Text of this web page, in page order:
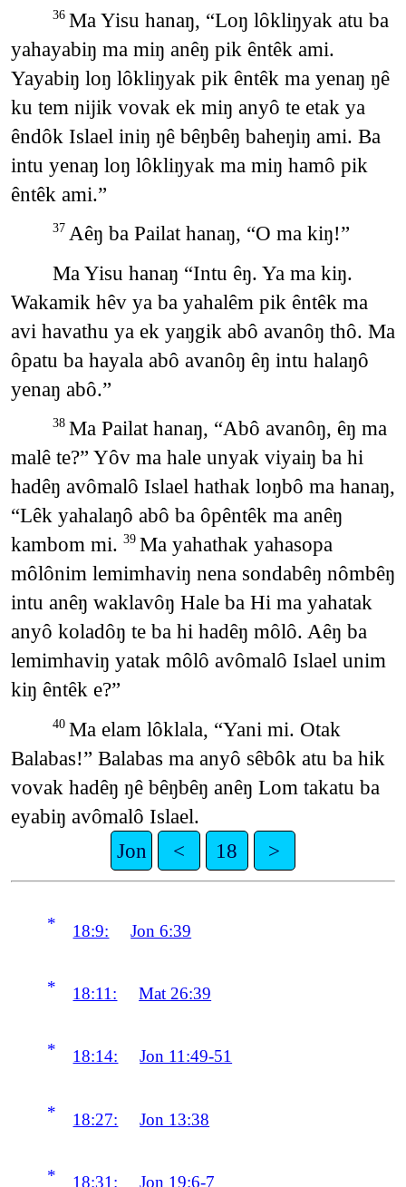
36 Ma Yisu hanaŋ, “Loŋ lôkliŋyak atu ba
yahayabiŋ ma miŋ anêŋ pik êntêk ami.
Yayabiŋ loŋ lôkliŋyak pik êntêk ma yenaŋ ŋê
ku tem nijik vovak ek miŋ anyô te etak ya
êndôk Islael iniŋ ŋê bêŋbêŋ baheŋiŋ ami. Ba
intu yenaŋ loŋ lôkliŋyak ma miŋ hamô pik
êntêk ami.”
37 Aêŋ ba Pailat hanaŋ, “O ma kiŋ!”
Ma Yisu hanaŋ “Intu êŋ. Ya ma kiŋ.
Wakamik hêv ya ba yahalêm pik êntêk ma
avi havathu ya ek yaŋgik abô avanôŋ thô. Ma
ôpatu ba hayala abô avanôŋ êŋ intu halaŋô
yenaŋ abô.”
38 Ma Pailat hanaŋ, “Abô avanôŋ, êŋ ma
malê te?” Yôv ma hale unyak viyaiŋ ba hi
hadêŋ avômalô Islael hathak loŋbô ma hanaŋ,
“Lêk yahalaŋô abô ba ôpêntêk ma anêŋ
kambom mi. 39 Ma yahathak yahasopa
môlônim lemimhaviŋ nena sondabêŋ nômbêŋ
intu anêŋ waklavôŋ Hale ba Hi ma yahatak
anyô koladôŋ te ba hi hadêŋ môlô. Aêŋ ba
lemimhaviŋ yatak môlô avômalô Islael unim
kiŋ êntêk e?”
40 Ma elam lôklala, “Yani mi. Otak
Balabas!” Balabas ma anyô sêbôk atu ba hik
vovak hadêŋ ŋê bêŋbêŋ anêŋ Lom takatu ba
eyabiŋ avômalô Islael.
Jon
< 18 >
* 18:9: Jon 6:39
* 18:11: Mat 26:39
* 18:14: Jon 11:49-51
* 18:27: Jon 13:38
* 18:31: Jon 19:6-7